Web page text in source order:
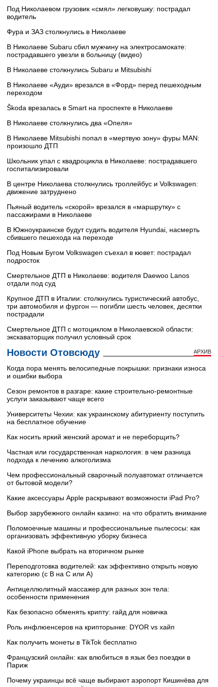
Под Николаевом грузовик «смял» легковушку: пострадал
водитель
Фура и ЗАЗ столкнулись в Николаеве
В Николаеве Subaru сбил мужчину на электросамокате:
пострадавшего увезли в больницу (видео)
В Николаеве столкнулись Subaru и Mitsubishi
В Николаеве «Ауди» врезался в «Форд» перед пешеходным
переходом
Škoda врезалась в Smart на проспекте в Николаеве
В Николаеве столкнулись два «Опеля»
В Николаеве Mitsubishi попал в «мертвую зону» фуры MAN:
произошло ДТП
Школьник упал с квадроцикла в Николаеве: пострадавшего
госпитализировали
В центре Николаева столкнулись троллейбус и Volkswagen:
движение затруднено
Пьяный водитель «скорой» врезался в «маршрутку» с
пассажирами в Николаеве
В Южноукраинске будут судить водителя Hyundai, насмерть
сбившего пешехода на переходе
Под Новым Бугом Volkswagen съехал в кювет: пострадал
подросток
Смертельное ДТП в Николаеве: водителя Daewoo Lanos
отдали под суд
Крупное ДТП в Италии: столкнулись туристический автобус,
три автомобиля и фургон — погибли шесть человек, десятки
пострадали
Смертельное ДТП с мотоциклом в Николаевской области:
экскаваторщик получил условный срок
Новости Отовсюду АРХИВ
Когда пора менять велосипедные покрышки: признаки износа
и ошибки выбора
Сезон ремонтов в разгаре: какие строительно-ремонтные
услуги заказывают чаще всего
Университеты Чехии: как украинскому абитуриенту поступить
на бесплатное обучение
Как носить яркий женский аромат и не переборщить?
Частная или государственная наркология: в чем разница
подхода к лечению алкоголизма
Чем профессиональный сварочный полуавтомат отличается
от бытовой модели?
Какие аксессуары Apple раскрывают возможности iPad Pro?
Выбор зарубежного онлайн казино: на что обратить внимание
Поломоечные машины и профессиональные пылесосы: как
организовать эффективную уборку бизнеса
Какой iPhone выбрать на вторичном рынке
Переподготовка водителей: как эффективно открыть новую
категорию (с B на C или А)
Антицеллюлитный массажер для разных зон тела:
особенности применения
Как безопасно обменять крипту: гайд для новичка
Роль инфлюенсеров на крипторынке: DYOR vs хайп
Как получить монеты в TikTok бесплатно
Французский онлайн: как влюбиться в язык без поездки в
Париж
Почему украинцы всё чаще выбирают аэропорт Кишинёва для